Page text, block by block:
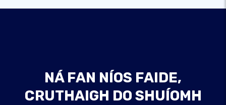
NÁ FAN NÍOS FAIDE,
CRUTHAIGH DO SHUÍOMH